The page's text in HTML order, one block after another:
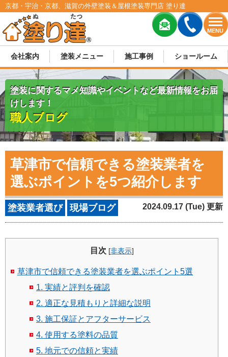
MENU
京都・宇治・京都、滋賀の外壁塗装＆屋根塗装専門店 塗り達
会社案内 塗装メニュー 施工事例 ショールーム
塗装に関するマメ知識やイベントなど最新情報をお届
けします！
職人ブログ
草津市で信頼できる塗装業者を
選ぶポイントを5つ紹介します
塗装業者選び 現場ブログ 2024.09.17 (Tue) 更新
目次 [非表示]
草津市で信頼できる塗装業者を選ぶポイント5選
1. 実績と評判を確認
2. 適正な見積もりと詳細な説明
3. 施工保証とアフターサービス
4. 使用する塗料の品質
5. 地元での信頼と実績